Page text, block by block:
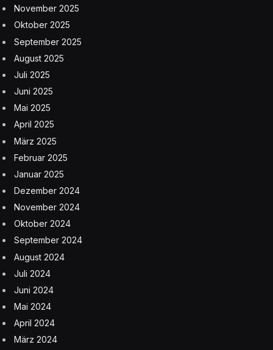
November 2025
Oktober 2025
September 2025
August 2025
Juli 2025
Juni 2025
Mai 2025
April 2025
März 2025
Februar 2025
Januar 2025
Dezember 2024
November 2024
Oktober 2024
September 2024
August 2024
Juli 2024
Juni 2024
Mai 2024
April 2024
März 2024